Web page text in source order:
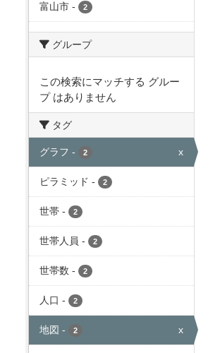
富山市 - 2
グループ
この検索にマッチする グルー
プ はありません
タグ
グラフ - 2 x
ピラミッド - 2
世帯 - 2
世帯人員 - 2
世帯数 - 2
人口 - 2
地図 - 2 x